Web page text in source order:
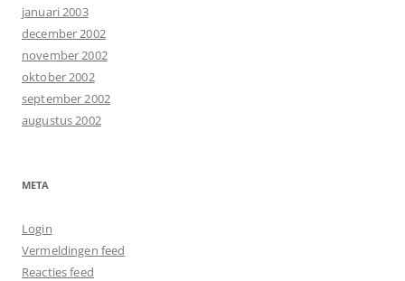
januari 2003
december 2002
november 2002
oktober 2002
september 2002
augustus 2002
META
Login
Vermeldingen feed
Reacties feed